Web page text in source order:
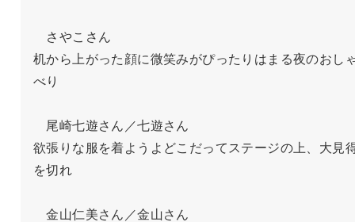
さやこさん
机から上がった顔に微笑みがぴったりはまる夜のおし
べり
尾崎七遊さん／七遊さん
欲張りな服を着ようよどこだってステージの上、大見
を切れ
金山仁美さん／金山さん